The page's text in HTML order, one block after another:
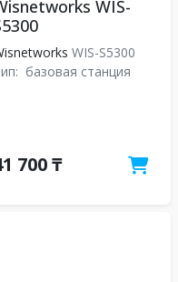
WIS-
WIS-S5300
базовая станция
700 ₸